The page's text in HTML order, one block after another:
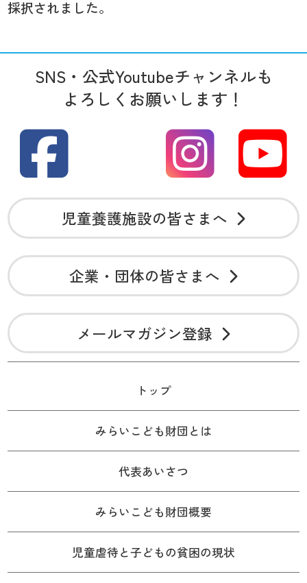
採択されました。
SNS・公式Youtubeチャンネルも
よろしくお願いします！
児童養護施設の皆さまへ
企業・団体の皆さまへ
メールマガジン登録
トップ
みらいこども財団とは
代表あいさつ
みらいこども財団概要
児童虐待と子どもの貧困の現状